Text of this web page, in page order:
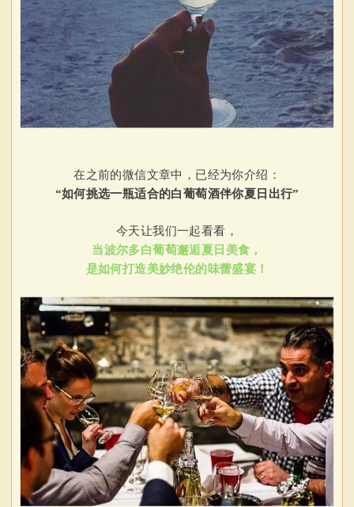
在之前的微信文章中，已经为你介绍：
“如何挑选一瓶适合的白葡萄酒伴你夏日出行”
今天让我们一起看看，
当波尔多白葡萄邂逅夏日美食，
是如何打造美妙绝伦的味蕾盛宴！